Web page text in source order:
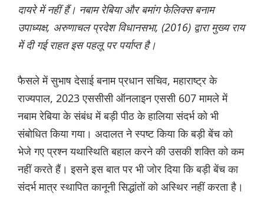
दायरे में नहीं हैं। नबाम रेबिया और बमांग फेलिक्स बनाम
उपाध्यक्ष, अरुणाचल प्रदेश विधानसभा, (2016) द्वारा मुख्य राय
में दी गई राहत इस पहलू पर पर्याप्त है।
फैसले में सुभाष देसाई बनाम प्रधान सचिव, महाराष्ट्र के
राज्यपाल, 2023 एससीसी ऑनलाइन एससी 607 मामले में
नबाम रेबिया के संबंध में बड़ी पीठ के हालिया संदर्भ को भी
संबोधित किया गया। अदालत ने स्पष्ट किया कि बड़ी बेंच को
भेजे गए प्रश्न यथास्थिति बहाल करने की उसकी शक्ति को कम
नहीं करते हैं। इसने इस बात पर भी जोर दिया कि बड़ी बेंच का
संदर्भ मात्र स्थापित कानूनी सिद्धांतों को अस्थिर नहीं करता है।